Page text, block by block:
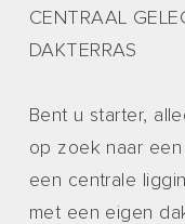
CENTRAAL
DAKTERRAS
Bent u starter,
op zoek naar
een centrale
met een eigen